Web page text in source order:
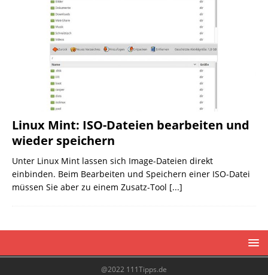
Linux Mint: ISO-Dateien bearbeiten und
wieder speichern
Unter Linux Mint lassen sich Image-Dateien direkt
einbinden. Beim Bearbeiten und Speichern einer ISO-Datei
müssen Sie aber zu einem Zusatz-Tool [...]
@2022 111Tipps.de